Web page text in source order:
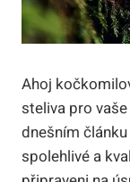
Ahoj
steliva pro
dnešním
spolehlivé a